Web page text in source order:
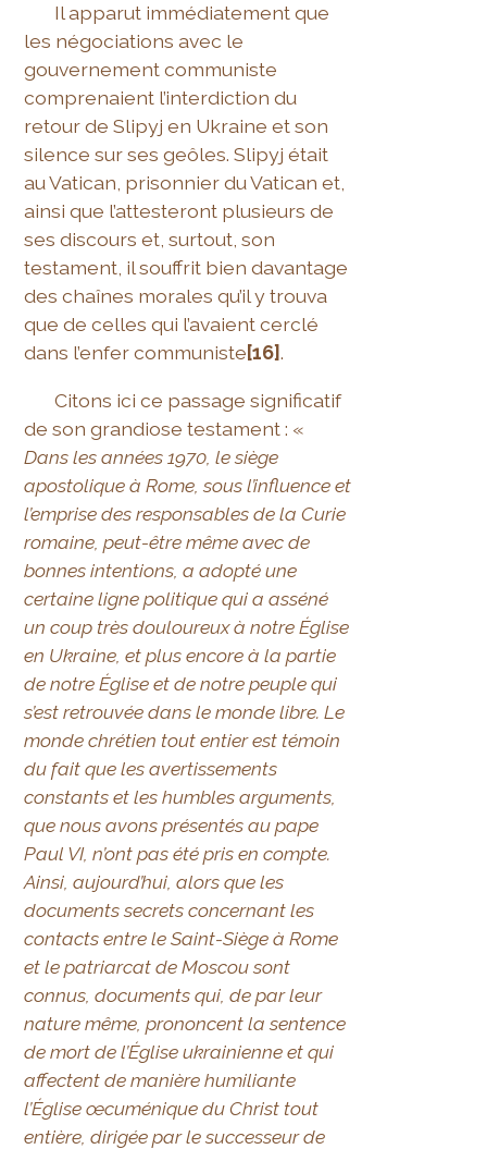
Il apparut immédiatement que
les négociations avec le
gouvernement communiste
comprenaient l’interdiction du
retour de Slipyj en Ukraine et son
silence sur ses geôles. Slipyj était
au Vatican, prisonnier du Vatican et,
ainsi que l’attesteront plusieurs de
ses discours et, surtout, son
testament, il souffrit bien davantage
des chaînes morales qu’il y trouva
que de celles qui l’avaient cerclé
dans l’enfer communiste[16].
Citons ici ce passage significatif
de son grandiose testament : «
Dans les années 1970, le siège
apostolique à Rome, sous l’influence et
l’emprise des responsables de la Curie
romaine, peut-être même avec de
bonnes intentions, a adopté une
certaine ligne politique qui a asséné
un coup très douloureux à notre Église
en Ukraine, et plus encore à la partie
de notre Église et de notre peuple qui
s’est retrouvée dans le monde libre. Le
monde chrétien tout entier est témoin
du fait que les avertissements
constants et les humbles arguments,
que nous avons présentés au pape
Paul VI, n’ont pas été pris en compte.
Ainsi, aujourd’hui, alors que les
documents secrets concernant les
contacts entre le Saint-Siège à Rome
et le patriarcat de Moscou sont
connus, documents qui, de par leur
nature même, prononcent la sentence
de mort de l’Église ukrainienne et qui
affectent de manière humiliante
l’Église œcuménique du Christ tout
entière, dirigée par le successeur de